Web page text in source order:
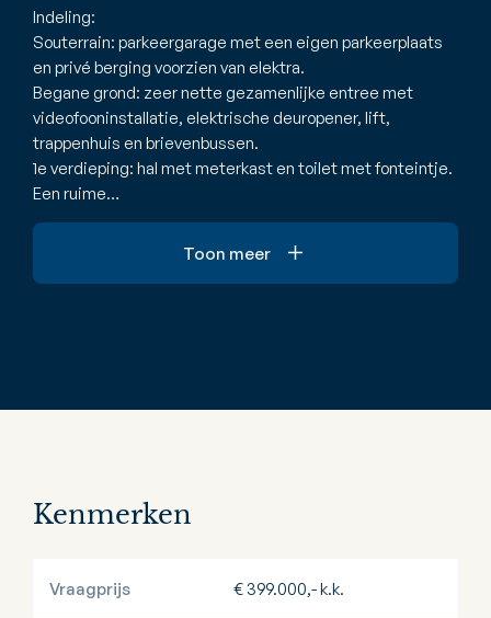
Indeling:
Souterrain: parkeergarage met een eigen parkeerplaats
en privé berging voorzien van elektra.
Begane grond: zeer nette gezamenlijke entree met
videofooninstallatie, elektrische deuropener, lift,
trappenhuis en brievenbussen.
1e verdieping: hal met meterkast en toilet met fonteintje.
Een ruime…
Toon meer
Kenmerken
Vraagprijs € 399.000,- k.k.